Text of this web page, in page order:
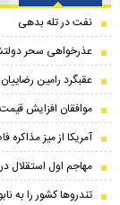
نفت در تله بدهی
عذرخواهی سحر
عقبگرد رامین
موافقان افزایش
آمریکا از میز
مهاجم اول استقلال
تندرو‌ها کشور را به